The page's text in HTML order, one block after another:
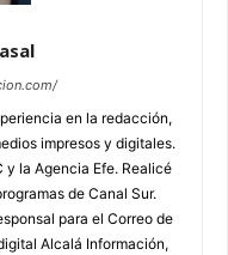
en la redacción,
impresos y digitales.
y la Agencia Efe. Realicé
de Canal Sur.
para el Correo de
Alcalá Información,